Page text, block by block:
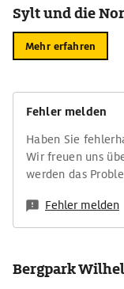
Sylt und die
Mehr erfahren
Fehler melden
Haben Sie
Wir freuen uns
werden das
Fehler melden
Bergpark